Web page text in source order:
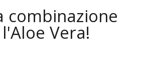
combinazione
Vera!